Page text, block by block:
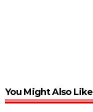
You Might Also Like